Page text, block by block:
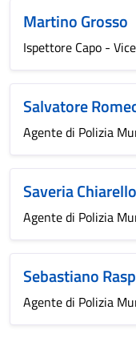
Martino Grosso
Ispettore Capo -
Salvatore
Agente di Polizia
Saveria Chiarello
Agente di Polizia
Sebastiano
Agente di Polizia